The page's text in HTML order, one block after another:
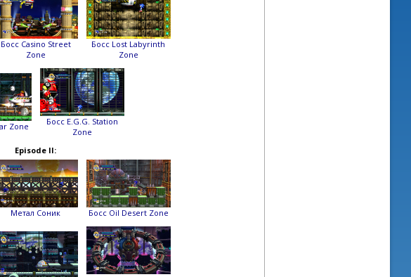
Босс Casino Street
Zone
Босс Lost Labyrinth
Zone
Zone
Босс E.G.G. Station
Zone
Episode II:
Метал Соник Босс Oil Desert Zone